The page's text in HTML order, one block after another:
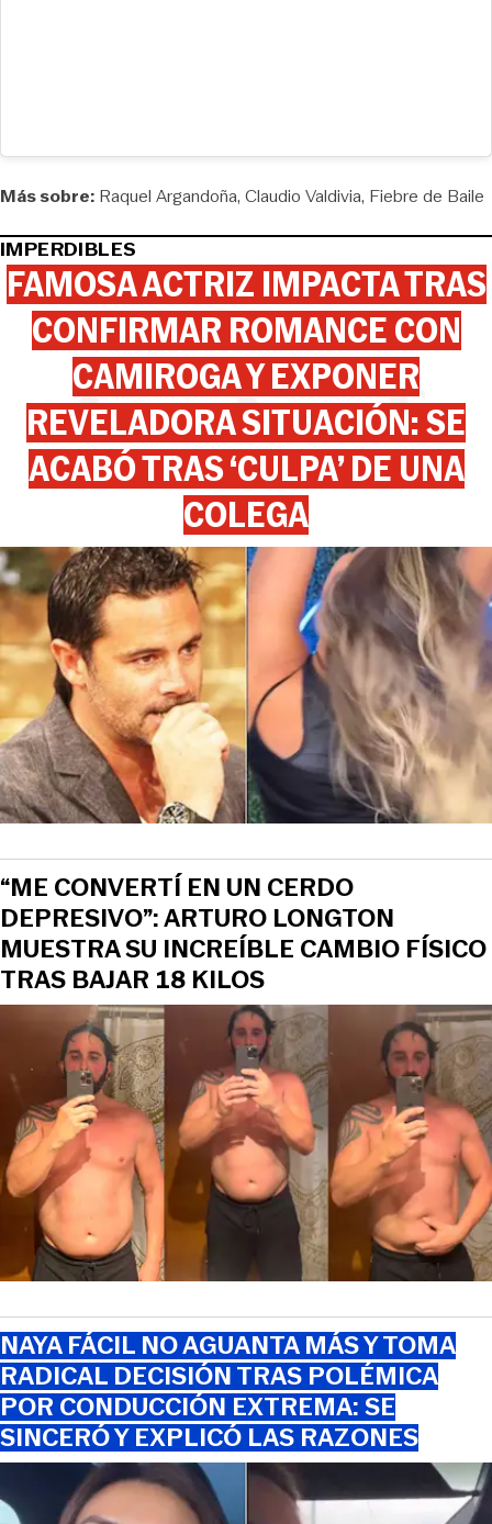
View this post on Instagram
Más sobre: Raquel Argandoña Claudio Valdivia Fiebre de Baile
IMPERDIBLES
FAMOSA ACTRIZ IMPACTA TRAS
CONFIRMAR ROMANCE CON
CAMIROGA Y EXPONER
REVELADORA SITUACIÓN: SE
ACABÓ TRAS ‘CULPA’ DE UNA
COLEGA
“ME CONVERTÍ EN UN CERDO
DEPRESIVO”: ARTURO LONGTON
MUESTRA SU INCREÍBLE CAMBIO FÍSICO
TRAS BAJAR 18 KILOS
NAYA FÁCIL NO AGUANTA MÁS Y TOMA
RADICAL DECISIÓN TRAS POLÉMICA
POR CONDUCCIÓN EXTREMA: SE
SINCERÓ Y EXPLICÓ LAS RAZONES